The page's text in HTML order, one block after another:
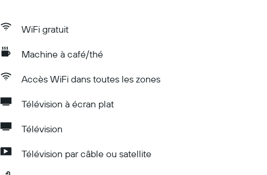
WiFi gratuit
Machine à café/thé
Accès WiFi dans toutes les zones
Télévision à écran plat
Télévision
Télévision par câble ou satellite